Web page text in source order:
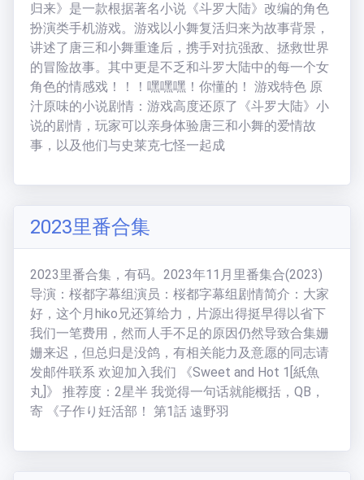
归来》是一款根据著名小说《斗罗大陆》改编的角色
扮演类手机游戏。游戏以小舞复活归来为故事背景，
讲述了唐三和小舞重逢后，携手对抗强敌、拯救世界
的冒险故事。其中更是不乏和斗罗大陆中的每一个女
角色的情感戏！！！嘿嘿嘿！你懂的！ 游戏特色 原
汁原味的小说剧情：游戏高度还原了《斗罗大陆》小
说的剧情，玩家可以亲身体验唐三和小舞的爱情故
事，以及他们与史莱克七怪一起成
2023里番合集
2023里番合集，有码。2023年11月里番集合(2023)
导演：桜都字幕组演员：桜都字幕组剧情简介：大家
好，这个月hiko兄还算给力，片源出得挺早得以省下
我们一笔费用，然而人手不足的原因仍然导致合集姗
姗来迟，但总归是没鸽，有相关能力及意愿的同志请
发邮件联系 欢迎加入我们 《Sweet and Hot 1[紙魚
丸]》 推荐度：2星半 我觉得一句话就能概括，QB，
寄 《子作り妊活部！ 第1話 遠野羽